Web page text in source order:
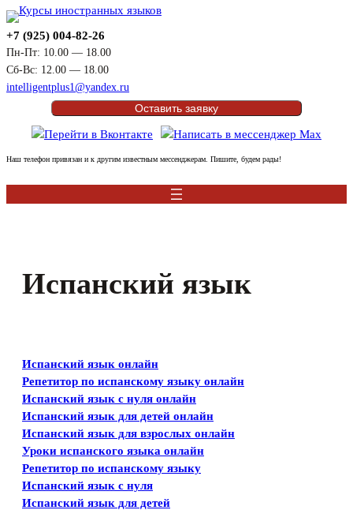
Перейти
к
содержимому
+7 (925) 004-82-26
Пн-Пт: 10.00 — 18.00
Сб-Вс: 12.00 — 18.00
intelligentplus1@yandex.ru
Оставить заявку
Наш телефон привязан и к другим известным мессенджерам. Пишите, будем рады!
Испанский язык
Испанский язык онлайн
Репетитор по испанскому языку онлайн
Испанский язык с нуля онлайн
Испанский язык для детей онлайн
Испанский язык для взрослых онлайн
Уроки испанского языка онлайн
Репетитор по испанскому языку
Испанский язык с нуля
Испанский язык для детей